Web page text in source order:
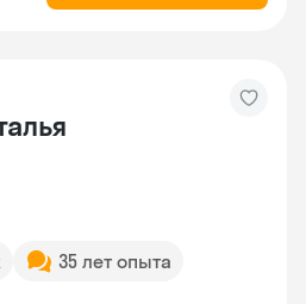
35 лет опыта